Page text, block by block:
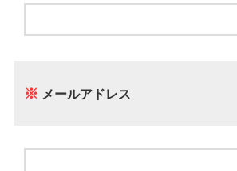
※ メールアドレス